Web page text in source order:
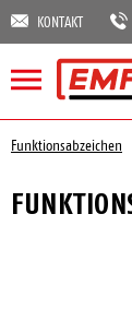
KONTAKT
Funktionsabzeichen